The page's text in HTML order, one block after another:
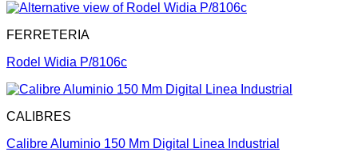
FERRETERIA
Rodel Widia P/8106c
CALIBRES
Calibre Aluminio 150 Mm Digital Linea Industrial